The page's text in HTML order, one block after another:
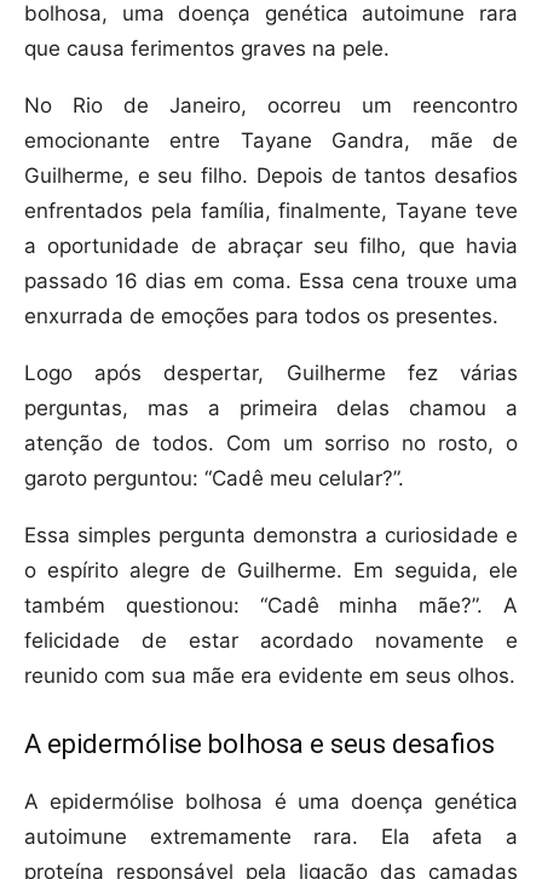
bolhosa, uma doença genética autoimune rara
que causa ferimentos graves na pele.
No Rio de Janeiro, ocorreu um reencontro
emocionante entre Tayane Gandra, mãe de
Guilherme, e seu filho. Depois de tantos desafios
enfrentados pela família, finalmente, Tayane teve
a oportunidade de abraçar seu filho, que havia
passado 16 dias em coma. Essa cena trouxe uma
enxurrada de emoções para todos os presentes.
Logo após despertar, Guilherme fez várias
perguntas, mas a primeira delas chamou a
atenção de todos. Com um sorriso no rosto, o
garoto perguntou: “Cadê meu celular?”.
Essa simples pergunta demonstra a curiosidade e
o espírito alegre de Guilherme. Em seguida, ele
também questionou: “Cadê minha mãe?”. A
felicidade de estar acordado novamente e
reunido com sua mãe era evidente em seus olhos.
A epidermólise bolhosa e seus desafios
A epidermólise bolhosa é uma doença genética
autoimune extremamente rara. Ela afeta a
proteína responsável pela ligação das camadas